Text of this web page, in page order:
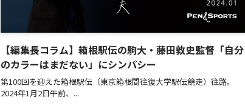
【編集長コラム】箱根駅伝の駒大・藤田敦史監督「自分
のカラーはまだない」にシンパシー
第100回を迎えた箱根駅伝（東京箱根間往復大学駅伝競走）往路。
2024年1月2日午前、...